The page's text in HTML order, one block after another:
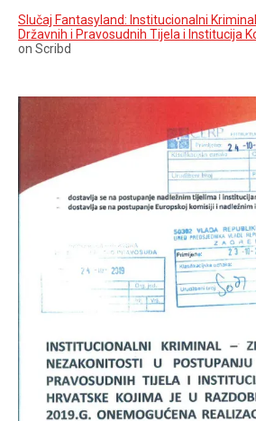
Slučaj Fantasyland: Institucionalni
Državnih i Pravosudnih Tijela i Institucija
on Scribd